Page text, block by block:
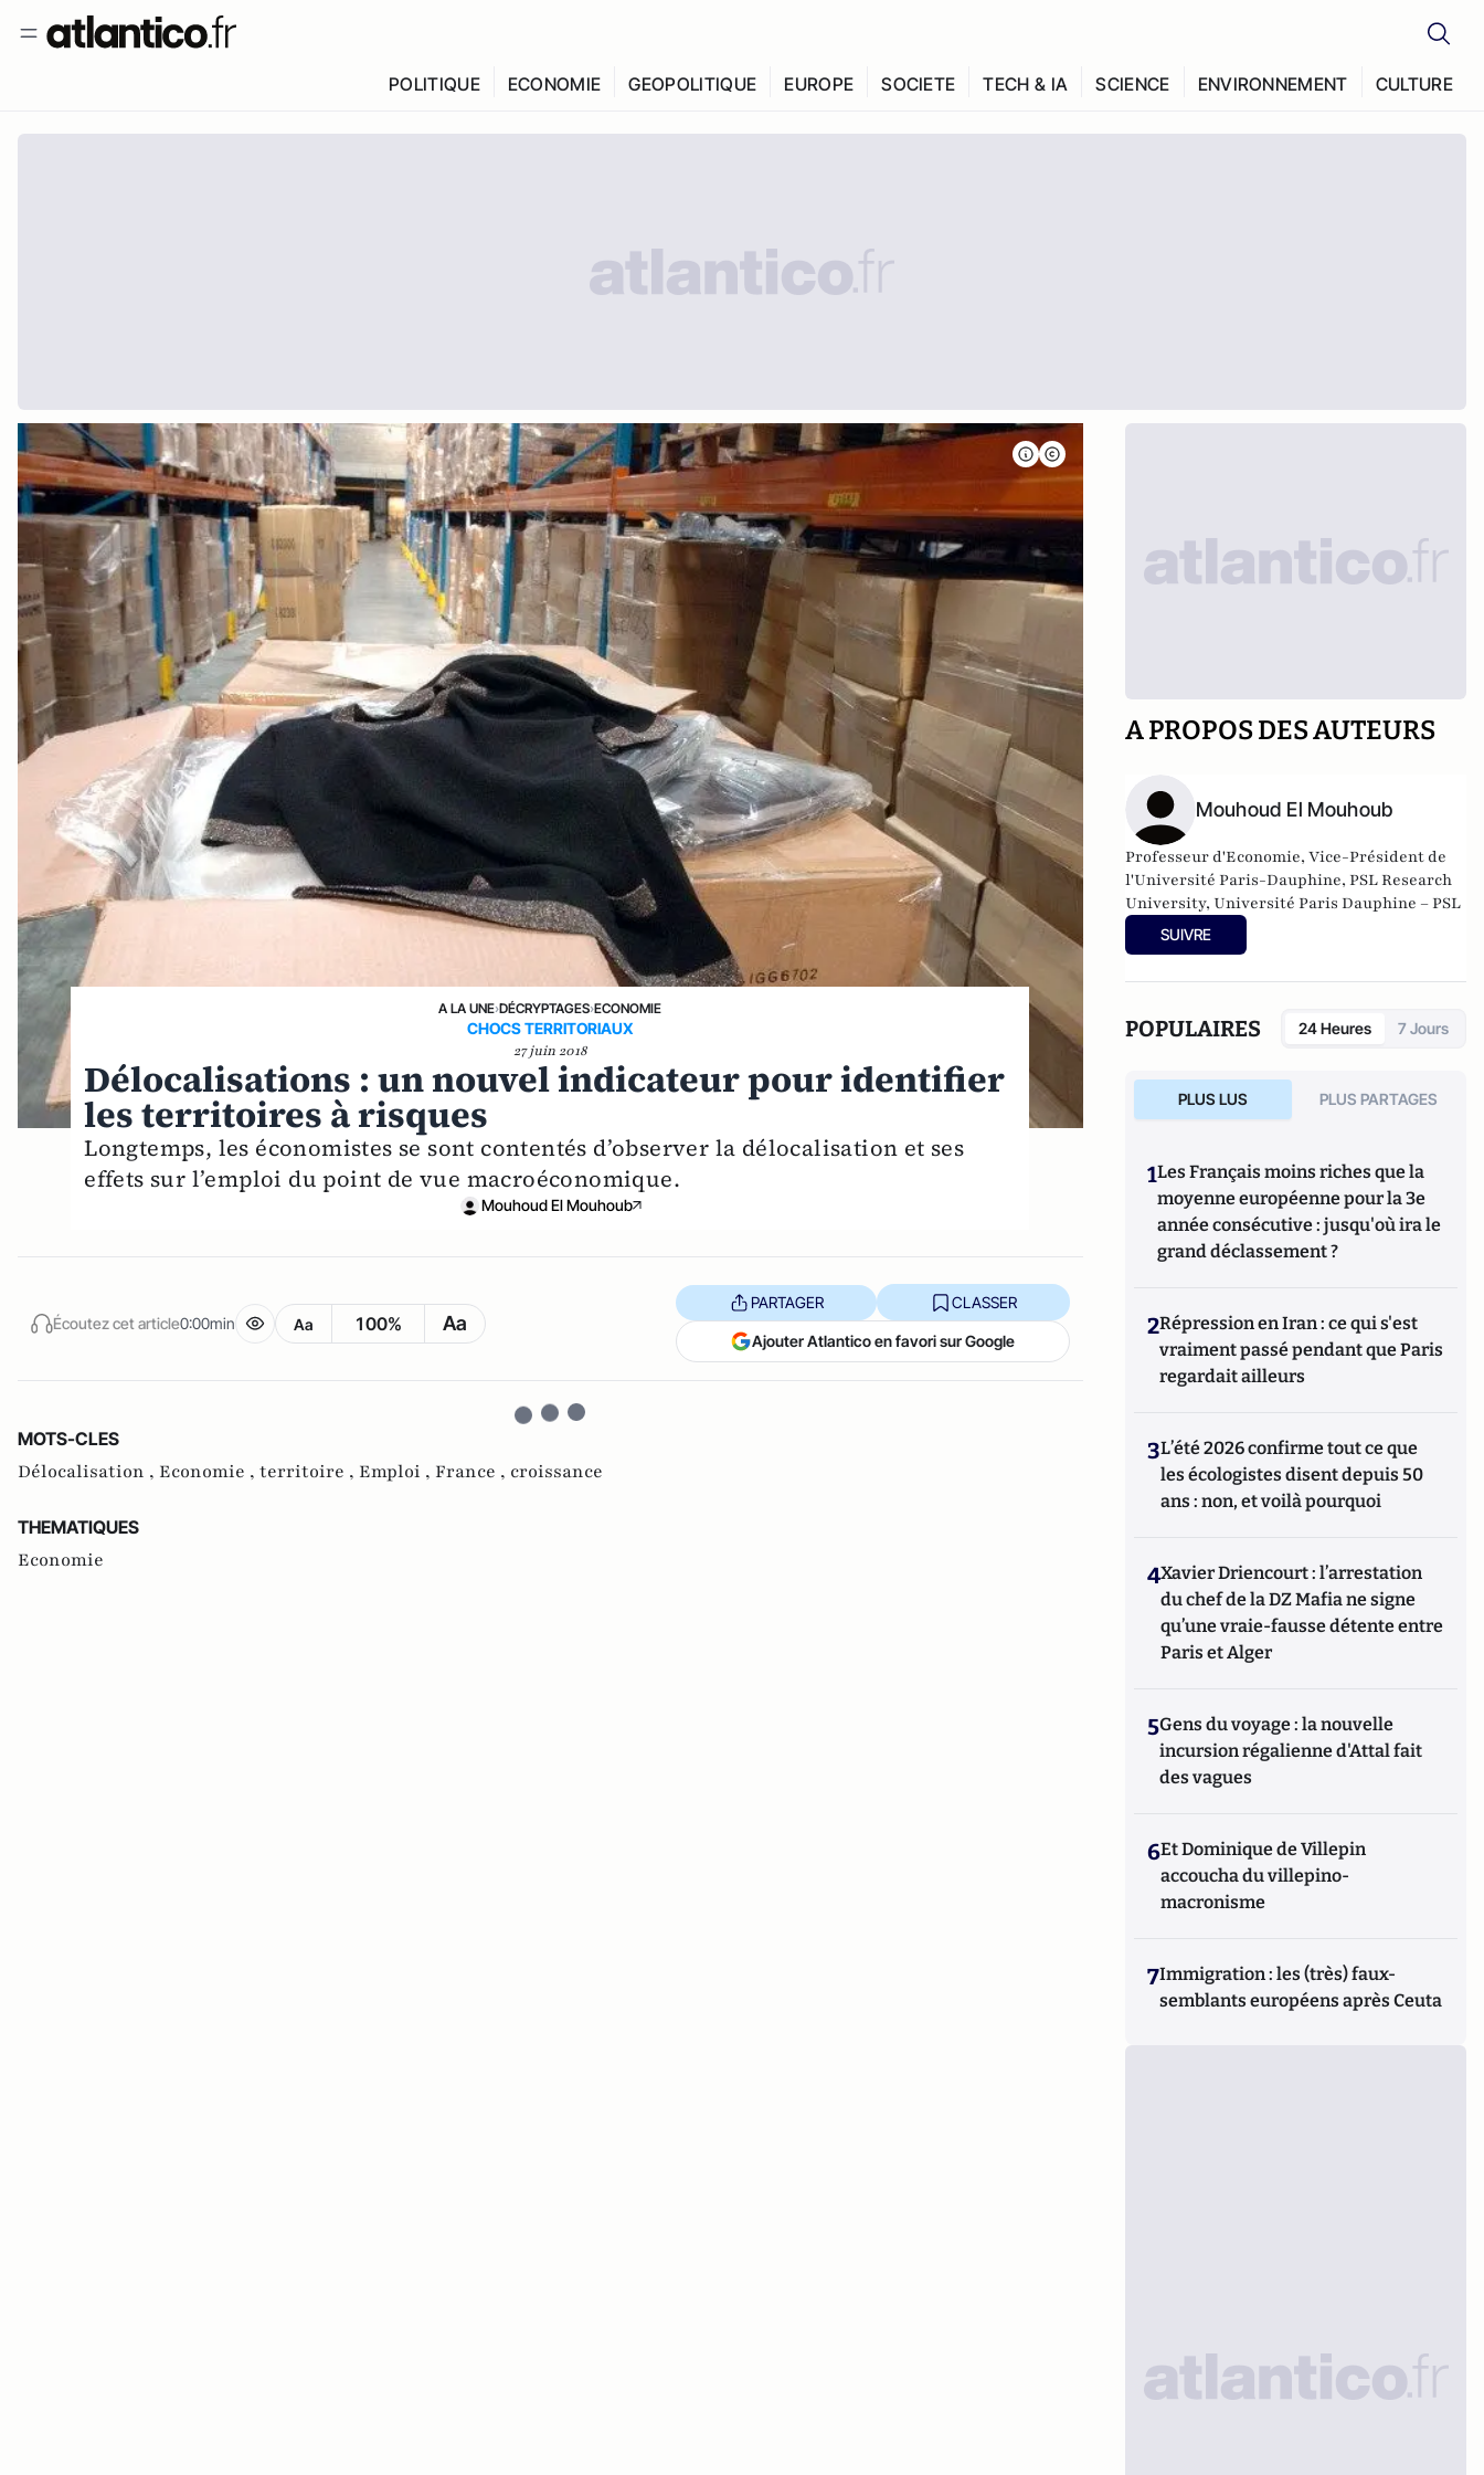
POLITIQUE ECONOMIE GEOPOLITIQUE EUROPE SOCIETE TECH & IA SCIENCE ENVIRONNEMENT CULTURE
A LA UNE›DÉCRYPTAGES›ECONOMIE
CHOCS TERRITORIAUX
27 juin 2018
Délocalisations : un nouvel indicateur pour identifier
les territoires à risques
Longtemps, les économistes se sont contentés d’observer la délocalisation et ses
effets sur l’emploi du point de vue macroéconomique.
Mouhoud El Mouhoub
Écoutez cet article0:00min Aa 100% Aa
PARTAGER CLASSER
Ajouter Atlantico en favori sur Google
MOTS-CLES
Délocalisation , Economie , territoire , Emploi , France , croissance
THEMATIQUES
Economie
A PROPOS DES AUTEURS
Mouhoud El Mouhoub
Professeur d'Economie, Vice-Président de
l'Université Paris-Dauphine, PSL Research
University, Université Paris Dauphine – PSL
SUIVRE
POPULAIRES 24 Heures 7 Jours
PLUS LUS PLUS PARTAGES
1Les Français moins riches que la
moyenne européenne pour la 3e
année consécutive : jusqu'où ira le
grand déclassement ?
2Répression en Iran : ce qui s'est
vraiment passé pendant que Paris
regardait ailleurs
3L’été 2026 confirme tout ce que
les écologistes disent depuis 50
ans : non, et voilà pourquoi
4Xavier Driencourt : l’arrestation
du chef de la DZ Mafia ne signe
qu’une vraie-fausse détente entre
Paris et Alger
5Gens du voyage : la nouvelle
incursion régalienne d'Attal fait
des vagues
6Et Dominique de Villepin
accoucha du villepino-
macronisme
7Immigration : les (très) faux-
semblants européens après Ceuta